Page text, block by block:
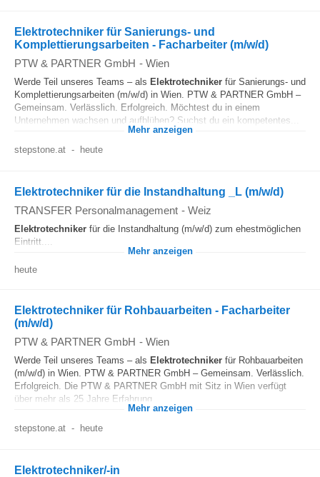
Elektrotechniker für Sanierungs- und
Komplettierungsarbeiten - Facharbeiter (m/w/d)
PTW & PARTNER GmbH - Wien
Werde Teil unseres Teams – als Elektrotechniker für Sanierungs- und
Komplettierungsarbeiten (m/w/d) in Wien. PTW & PARTNER GmbH –
Gemeinsam. Verlässlich. Erfolgreich. Möchtest du in einem
Unternehmen wachsen und aufblühen? Suchst du ein kompetentes...
Mehr anzeigen
stepstone.at - heute
Elektrotechniker für die Instandhaltung _L (m/w/d)
TRANSFER Personalmanagement - Weiz
Elektrotechniker für die Instandhaltung (m/w/d) zum ehestmöglichen
Eintritt....
Mehr anzeigen
heute
Elektrotechniker für Rohbauarbeiten - Facharbeiter
(m/w/d)
PTW & PARTNER GmbH - Wien
Werde Teil unseres Teams – als Elektrotechniker für Rohbauarbeiten
(m/w/d) in Wien. PTW & PARTNER GmbH – Gemeinsam. Verlässlich.
Erfolgreich. Die PTW & PARTNER GmbH mit Sitz in Wien verfügt
über mehr als 25 Jahre Erfahrung...
Mehr anzeigen
stepstone.at - heute
Elektrotechniker/-in